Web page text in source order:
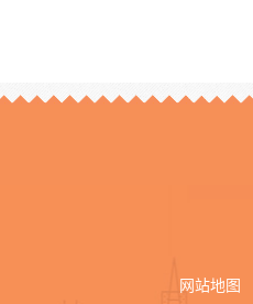
网站地图